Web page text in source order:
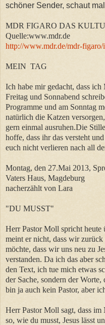
schöner Sender, schaut
MDR FIGARO DAS
Quelle:www.mdr.de
http://www.mdr.de/mdr-figaro/
MEIN TAG
Ich habe mir gedacht, dass
Freitag und Sonnabend
Programme und am Sonntag
natürlich die Katzen
gern einmal ausruhen.Die
hoffe, dass ihr das versteht
euch nicht verlieren nach all
Montag, den 27.Mai 2013,
Vaters Haus, Magdeburg
nacherzählt von Lara
"DU MUSST"
Herr Pastor Moll spricht heute
meint er nicht, dass wir
möchte, dass wir uns neu zu
verstanden. Da ich das aber
den Text, ich tue mich etwas
der Sache, sondern der
bin ja auch kein Pastor, aber
Herr Pastor Moll sagt, dass im
so, wie du musst, Jesus lässt